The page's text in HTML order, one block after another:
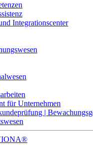
Integrationscenter
für Unternehmen
|